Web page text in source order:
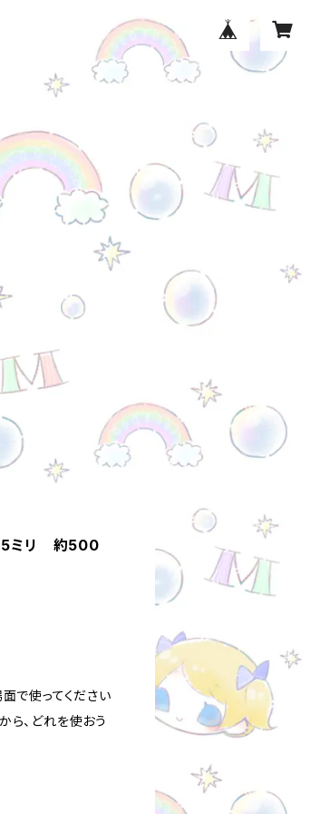
ミリ 約500
で使ってください
ら、どれを使おう